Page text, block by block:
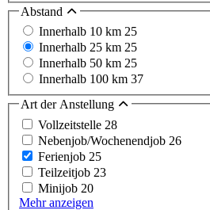
Abstand
Innerhalb 10 km 25
Innerhalb 25 km 25
Innerhalb 50 km 25
Innerhalb 100 km 37
Art der Anstellung
Vollzeitstelle 28
Nebenjob/Wochenendjob 26
Ferienjob 25
Teilzeitjob 23
Minijob 20
Mehr anzeigen